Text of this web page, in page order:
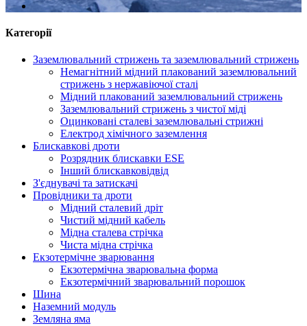
Категорії
Заземлювальний стрижень та заземлювальний стрижень
Немагнітний мідний плакований заземлювальний
стрижень з нержавіючої сталі
Мідний плакований заземлювальний стрижень
Заземлювальний стрижень з чистої міді
Оцинковані сталеві заземлювальні стрижні
Електрод хімічного заземлення
Блискавкові дроти
Розрядник блискавки ESE
Інший блискавковідвід
З'єднувачі та затискачі
Провідники та дроти
Мідний сталевий дріт
Чистий мідний кабель
Мідна сталева стрічка
Чиста мідна стрічка
Екзотермічне зварювання
Екзотермічна зварювальна форма
Екзотермічний зварювальний порошок
Шина
Наземний модуль
Земляна яма